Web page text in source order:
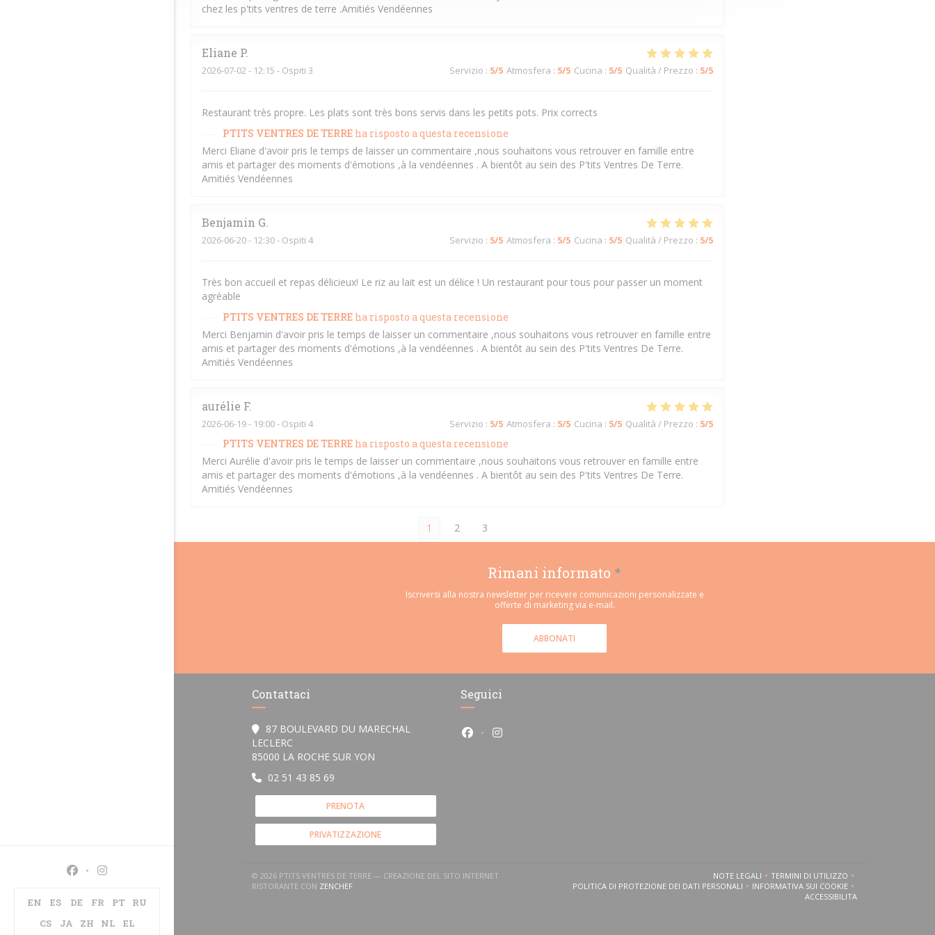
Facebook ((apre una nuova finestra))
Instagram ((apre una nuova finestra))
EN ES DE FR PT
RU
CS
JA ZH NL EL
chez les p'tits ventres de terre .Amitiés Vendéennes
Eliane P
2026-07-02 - 12:15 - Ospiti 3 Servizio : 5/5 Atmosfera : 5/5 Cucina : 5/5 Qualità / Prezzo : 5/5
Restaurant très propre. Les plats sont très bons servis dans les petits pots. Prix corrects
PTITS VENTRES DE TERRE ha risposto a questa recensione
Merci Eliane d'avoir pris le temps de laisser un commentaire ,nous souhaitons vous retrouver en famille entre
amis et partager des moments d'émotions ,à la vendéennes . A bientôt au sein des P'tits Ventres De Terre.
Amitiés Vendéennes
Benjamin G
2026-06-20- 12:30 - Ospiti 4 Servizio : 5/5 Atmosfera : 5/5 Cucina : 5/5 Qualità / Prezzo : 5/5
Très bon accueil et repas délicieux! Le riz au lait est un délice ! Un restaurant pour tous pour passer un moment
agréable
PTITS VENTRES DE TERRE ha risposto a questa recensione
Merci Benjamin d'avoir pris le temps de laisser un commentaire ,nous souhaitons vous retrouver en famille entre
amis et partager des moments d'émotions ,à la vendéennes . A bientôt au sein des P'tits Ventres De Terre.
Amitiés Vendéennes
aurélie F
2026-06-19- 19:00 - Ospiti 4 Servizio : 5/5 Atmosfera : 5/5 Cucina : 5/5 Qualità / Prezzo : 5/5
PTITS VENTRES DE TERRE ha risposto a questa recensione
Merci Aurélie d'avoir pris le temps de laisser un commentaire ,nous souhaitons vous retrouver en famille entre
amis et partager des moments d'émotions ,à la vendéennes . A bientôt au sein des P'tits Ventres De Terre.
Amitiés Vendéennes
1 2 3
Rimani informato *
Iscriversi alla nostra newsletter per ricevere comunicazioni personalizzate e
offerte di marketing via e-mail.
ABBONATI
Contattaci
87 BOULEVARD DU MARECHAL
LECLERC
85000 LA ROCHE SUR YON
02 51 43 85 69
PRENOTA
PRIVATIZZAZIONE
Seguici
Facebook ((apre una nuova finestra))
Instagram ((apre una nuova finestra))
© 2026 PTITS VENTRES DE TERRE — CREAZIONE DEL SITO INTERNET
RISTORANTE CON ZENCHEF((APRE UNA NUOVA FINESTRA))
NOTE LEGALI((APRE UNA NUOVA FINESTRA))
TERMINI DI UTILIZZO((APRE UNA NUOVA FINESTRA))
POLITICA DI PROTEZIONE DEI DATI PERSONALI
((APRE UNA NUOVA FINESTRA))INFORMATIVA SUI COOKIE((APRE UNA NUOVA FINESTRA))
ACCESSIBILITA((APRE UNA NUOVA